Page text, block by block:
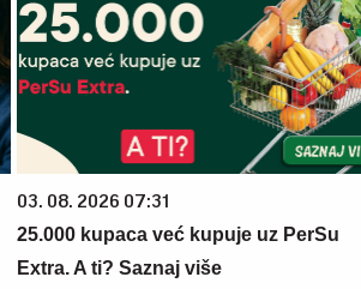
03. 08. 2026 07:31
25.000 kupaca već kupuje uz PerSu
Extra. A ti? Saznaj više